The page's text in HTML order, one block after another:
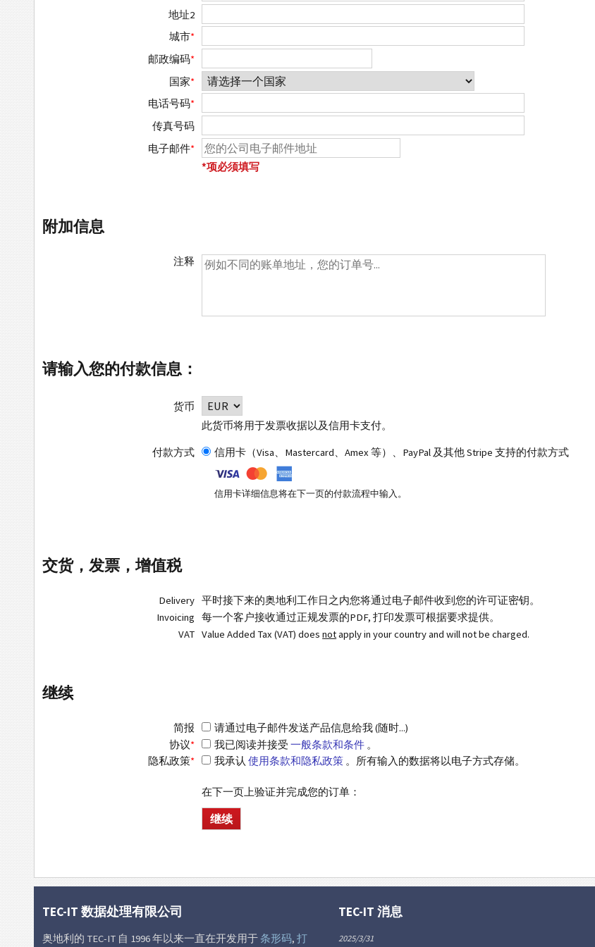
地址2
城市*
邮政编码*
国家*
电话号码*
传真号码
电子邮件*
*项必须填写
附加信息
注释
请输入您的付款信息：
货币
此货币将用于发票收据以及信用卡支付。
付款方式 信用卡（Visa、Mastercard、Amex 等）、PayPal 及其他 Stripe 支持的付款方式
信用卡详细信息将在下一页的付款流程中输入。
交货，发票，增值税
Delivery 平时接下来的奥地利工作日之内您将通过电子邮件收到您的许可证密钥。
Invoicing
每一个客户接收通过正规发票的PDF, 打印发票可根据要求提供。
VAT Value Added Tax (VAT) doesnotapply in your country and will not be charged.
继续
简报
请通过电子邮件发送产品信息给我 (随时...)
协议* 我已阅读并接受 一般条款和条件 。
隐私政策* 我承认 使用条款和隐私政策 。所有输入的数据将以电子方式存储。
在下一页上验证并完成您的订单：
TEC-IT 数据处理有限公司
奥地利的 TEC-IT 自 1996 年以来一直在开发用于条形码, 打
TEC-IT 消息
2025/3/31